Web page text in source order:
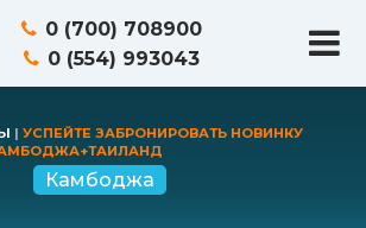
0 (700) 708900
0 (554) 993043
| УСПЕЙТЕ ЗАБРОНИРОВАТЬ НОВИНКУ
Камбоджа